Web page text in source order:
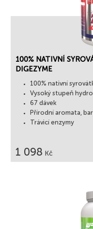
100% NATIVNÍ
DIGEZYME
100% nativní
Vysoký stupeň
67 dávek
Přírodní aromata,
Trávicí enzymy
1 098 Kč